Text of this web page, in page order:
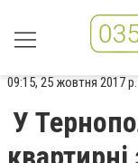
09:15, 25 жовтня 2017 р.
У